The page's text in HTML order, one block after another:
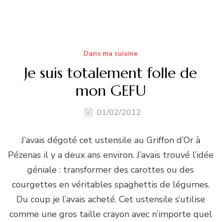
Dans ma cuisine
Je suis totalement folle de
mon GEFU
01/02/2012
J’avais dégoté cet ustensile au Griffon d’Or à
Pézenas il y a deux ans environ. J’avais trouvé l’idée
géniale : transformer des carottes ou des
courgettes en véritables spaghettis de légumes.
Du coup je l’avais acheté. Cet ustensile s’utilise
comme une gros taille crayon avec n’importe quel